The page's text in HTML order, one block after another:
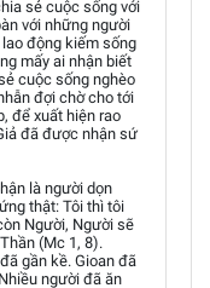
sẻ cuộc sống với
với những người
động kiếm sống
mấy ai nhận biết
cuộc sống nghèo
đợi chờ cho tới
để xuất hiện rao
đã được nhận sứ
là người dọn
thật: Tôi thì tôi
Người, Người sẽ
(Mc 1, 8).
gần kề. Gioan đã
người đã ăn